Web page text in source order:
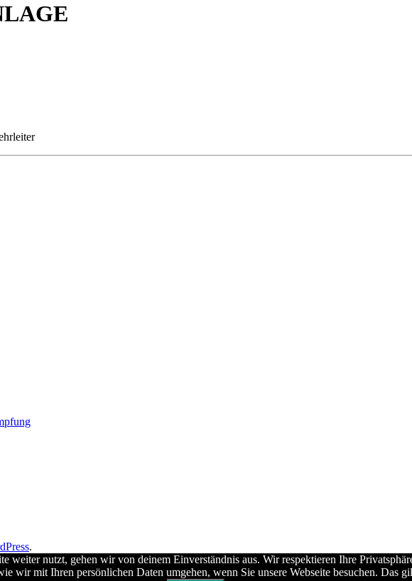
.
weiter nutzt, gehen wir von deinem Einverständnis aus. Wir respektieren Ihre
wir mit Ihren persönlichen Daten umgehen, wenn Sie unsere Webseite besuchen. Das